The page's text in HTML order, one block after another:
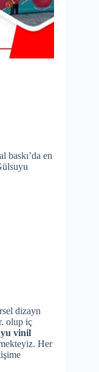
baskı’da en
dizayn
olup iç
vinil
Her